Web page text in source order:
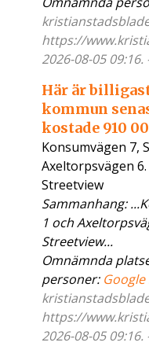
https://
2026-08-05 09:16.
Här är
kommun
kostade 910
Konsumvägen 7,
Axeltorpsvägen
Streetview
Sammanhang:
1 och
Streetview...
Omnämnda
personer:
https://
2026-08-05 09:16.